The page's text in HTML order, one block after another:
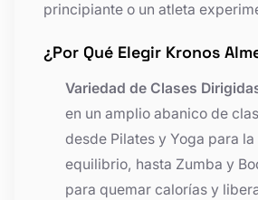
principiante o un atleta
¿Por Qué Elegir Kronos
Variedad de Clases
en un amplio abanico de
desde Pilates y Yoga para
equilibrio, hasta Zumba y
para quemar calorías y